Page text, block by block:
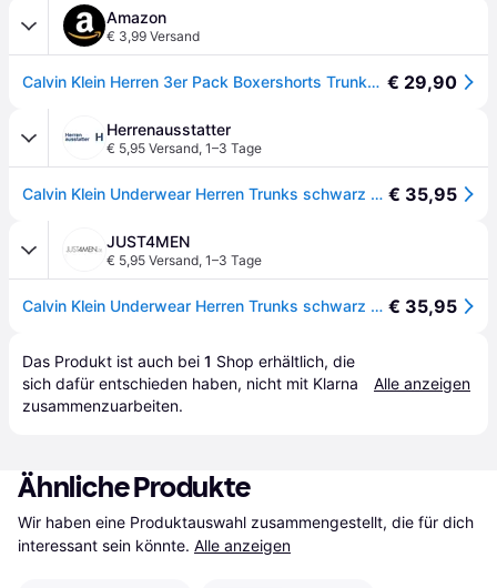
Amazon
€ 3,99 Versand
Calvin Klein Herren 3er Pack Boxershorts Trunks Unterwäsche, Schwarz (Black W Black Wb), M € 29,90
Herrenausstatter
€ 5,95 Versand, 1–3 Tage
Calvin Klein Underwear Herren Trunks schwarz Baumwolle unifarben € 35,95
JUST4MEN
€ 5,95 Versand, 1–3 Tage
Calvin Klein Underwear Herren Trunks schwarz Baumwolle unifarben € 35,95
Das Produkt ist auch bei 1 Shop erhältlich, die
sich dafür entschieden haben, nicht mit Klarna
zusammenzuarbeiten.
Alle anzeigen
Ähnliche Produkte
Wir haben eine Produktauswahl zusammengestellt, die für dich
interessant sein könnte. Alle anzeigen